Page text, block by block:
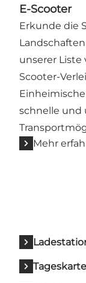
E-Scooter
Erkunde die
unserer Liste
Scooter-
schnelle und
Mehr